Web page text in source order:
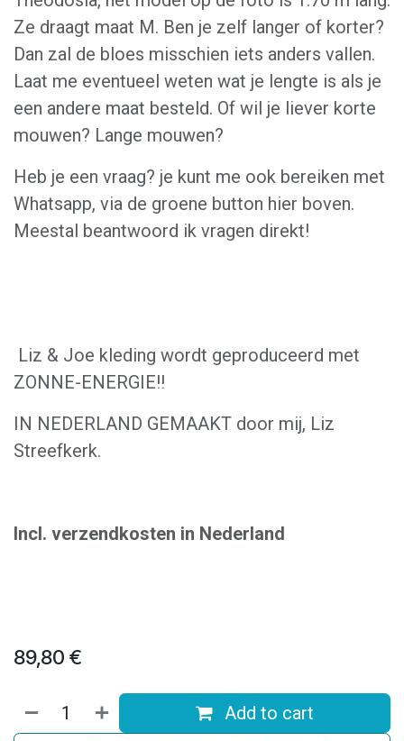
Ze draagt maat M. Ben je zelf langer of korter?
Dan zal de bloes misschien iets anders vallen.
Laat me eventueel weten wat je lengte is als je
een andere maat besteld. Of wil je liever korte
mouwen? Lange mouwen?
Heb je een vraag? je kunt me ook bereiken met
Whatsapp, via de groene button hier boven.
Meestal beantwoord ik vragen direkt!
Liz & Joe kleding wordt geproduceerd met
ZONNE-ENERGIE!!
IN NEDERLAND GEMAAKT door mij, Liz
Streefkerk.
Incl. verzendkosten in Nederland
89,80 €
Add to cart